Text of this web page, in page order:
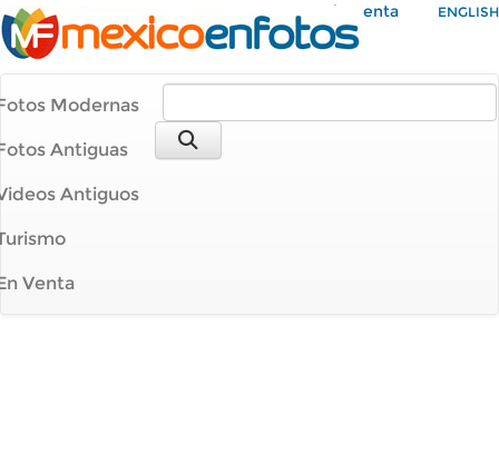
Mi Cuenta ENGLISH
Modernas
Antiguas
Antiguos
Venta